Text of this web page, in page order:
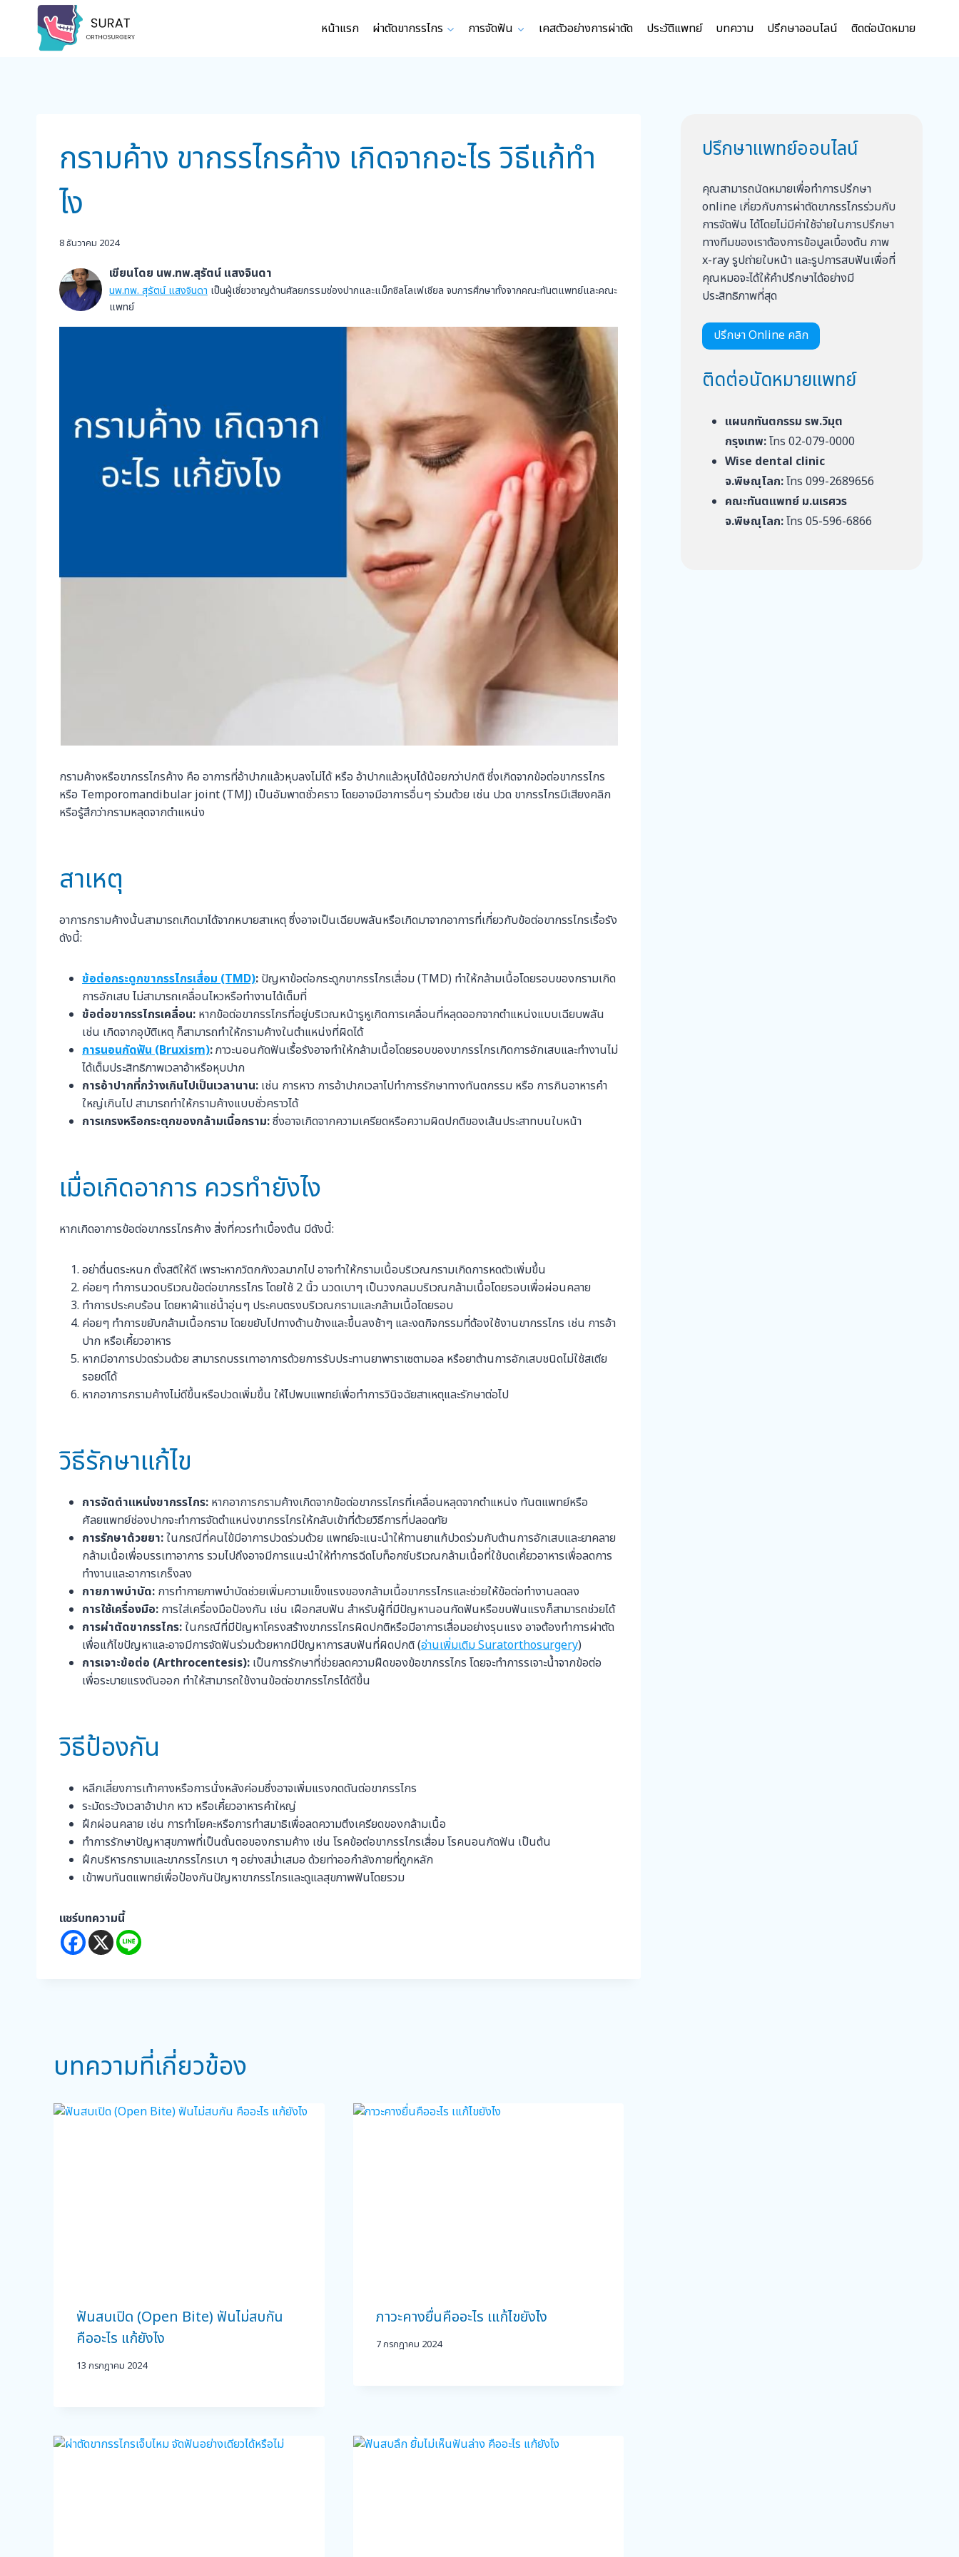
content
หน้าแรก ผ่าตัดขากรรไกร การจัดฟัน เคสตัวอย่างการผ่าตัด ประวัติแพทย์ บทความ ปรึกษาออนไลน์ ติดต่อนัดหมาย
กรามค้าง ขากรรไกรค้าง เกิดจากอะไร วิธีแก้ทำ
ไง
8 ธันวาคม 2024
เขียนโดย นพ.ทพ.สุรัตน์ แสงจินดา
นพ.ทพ. สุรัตน์ แสงจินดา เป็นผู้เชี่ยวชาญด้านศัลยกรรมช่องปากและแม็กซิลโลเฟเชียล จบการศึกษาทั้งจากคณะทันตแพทย์และคณะ
แพทย์
กรามค้างหรือขากรรไกรค้าง คือ อาการที่อ้าปากแล้วหุบลงไม่ได้ หรือ อ้าปากแล้วหุบได้น้อยกว่าปกติ ซึ่งเกิดจากข้อต่อขากรรไกร
หรือ Temporomandibular joint (TMJ) เป็นอัมพาตชั่วคราว โดยอาจมีอาการอื่นๆ ร่วมด้วย เช่น ปวด ขากรรไกรมีเสียงคลิก
หรือรู้สึกว่ากรามหลุดจากตำแหน่ง
สาเหตุ
อาการกรามค้างนั้นสามารถเกิดมาได้จากหบายสาเหตุ ซึ่งอาจเป็นเฉียบพลันหรือเกิดมาจากอาการที่เกี่ยวกับข้อต่อขากรรไกรเรื้อรัง
ดังนี้:
ข้อต่อกระดูกขากรรไกรเสื่อม (TMD): ปัญหาข้อต่อกระดูกขากรรไกรเสื่อม (TMD) ทำให้กล้ามเนื้อโดยรอบของกรามเกิด
การอักเสบ ไม่สามารถเคลื่อนไหวหรือทำงานได้เต็มที่
ข้อต่อขากรรไกรเคลื่อน: หากข้อต่อขากรรไกรที่อยู่บริเวณหน้ารูหูเกิดการเคลื่อนที่หลุดออกจากตำแหน่งแบบเฉียบพลัน
เช่น เกิดจากอุบัติเหตุ ก็สามารถทำให้กรามค้างในตำแหน่งที่ผิดได้
การนอนกัดฟัน (Bruxism):ภาวะนอนกัดฟันเรื้อรังอาจทำให้กล้ามเนื้อโดยรอบของขากรรไกรเกิดการอักเสบและทำงานไม่
ได้เต็มประสิทธิภาพเวลาอ้าหรือหุบปาก
การอ้าปากที่กว้างเกินไปเป็นเวลานาน: เช่น การหาว การอ้าปากเวลาไปทำการรักษาทางทันตกรรม หรือ การกินอาหารคำ
ใหญ่เกินไป สามารถทำให้กรามค้างแบบชั่วคราวได้
การเกรงหรือกระตุกของกล้ามเนื้อกราม:ซึ่งอาจเกิดจากความเครียดหรือความผิดปกติของเส้นประสาทบนใบหน้า
เมื่อเกิดอาการ ควรทำยังไง
หากเกิดอาการข้อต่อขากรรไกรค้าง สิ่งที่ควรทำเบื้องต้น มีดังนี้:
อย่าตื่นตระหนก ตั้งสติให้ดี เพราะหากวิตกกังวลมากไป อาจทำให้กรามเนื้อบริเวณกรามเกิดการหดตัวเพิ่มขึ้น
ค่อยๆ ทำการนวดบริเวณข้อต่อขากรรไกร โดยใช้ 2 นิ้ว นวดเบาๆ เป็นวงกลมบริเวณกล้ามเนื้อโดยรอบเพื่อผ่อนคลาย
ทำการประคบร้อน โดยหาผ้าแช่น้ำอุ่นๆ ประคบตรงบริเวณกรามและกล้ามเนื้อโดยรอบ
ค่อยๆ ทำการขยับกล้ามเนื้อกราม โดยขยับไปทางด้านข้างและขึ้นลงช้าๆ และงดกิจกรรมที่ต้องใช้งานขากรรไกร เช่น การอ้า
ปาก หรือเคี้ยวอาหาร
หากมีอาการปวดร่วมด้วย สามารถบรรเทาอาการด้วยการรับประทานยาพาราเซตามอล หรือยาต้านการอักเสบชนิดไม่ใช้สเตีย
รอยด์ได้
หากอาการกรามค้างไม่ดีขึ้นหรือปวดเพิ่มขึ้น ให้ไปพบแพทย์เพื่อทำการวินิจฉัยสาเหตุและรักษาต่อไป
วิธีรักษาแก้ไข
การจัดตำแหน่งขากรรไกร: หากอาการกรามค้างเกิดจากข้อต่อขากรรไกรที่เคลื่อนหลุดจากตำแหน่ง ทันตแพทย์หรือ
ศัลยแพทย์ช่องปากจะทำการจัดตำแหน่งขากรรไกรให้กลับเข้าที่ด้วยวิธีการที่ปลอดภัย
การรักษาด้วยยา:ในกรณีที่คนไข้มีอาการปวดร่วมด้วย แพทย์จะแนะนำให้ทานยาแก้ปวดร่วมกับต้านการอักเสบและยาคลาย
กล้ามเนื้อเพื่อบรรเทาอาการ รวมไปถึงอาจมีการแนะนำให้ทำการฉีดโบท็อกซ์บริเวณกล้ามเนื้อที่ใช้บดเคี้ยวอาหารเพื่อลดการ
ทำงานและอาการเกร็งลง
กายภาพบำบัด: การทำกายภาพบำบัดช่วยเพิ่มความแข็งแรงของกล้ามเนื้อขากรรไกรและช่วยให้ข้อต่อทำงานลดลง
การใช้เครื่องมือ: การใส่เครื่องมือป้องกัน เช่น เฝือกสบฟัน สำหรับผู้ที่มีปัญหานอนกัดฟันหรือขบฟันแรงก็สามารถช่วยได้
การผ่าตัดขากรรไกร:ในกรณีที่มีปัญหาโครงสร้างขากรรไกรผิดปกติหรือมีอาการเสื่อมอย่างรุนแรง อาจต้องทำการผ่าตัด
เพื่อแก้ไขปัญหาและอาจมีการจัดฟันร่วมด้วยหากมีปัญหาการสบฟันที่ผิดปกติ (อ่านเพิ่มเติม Suratorthosurgery)
การเจาะข้อต่อ (Arthrocentesis): เป็นการรักษาที่ช่วยลดความฝืดของข้อขากรรไกร โดยจะทำการรเจาะน้ำจากข้อต่อ
เพื่อระบายแรงดันออก ทำให้สามารถใช้งานข้อต่อขากรรไกรได้ดีขึ้น
วิธีป้องกัน
หลีกเลี่ยงการเท้าคางหรือการนั่งหลังค่อมซึ่งอาจเพิ่มแรงกดดันต่อขากรรไกร
ระมัดระวังเวลาอ้าปาก หาว หรือเคี้ยวอาหารคำใหญ่
ฝึกผ่อนคลาย เช่น การทำโยคะหรือการทำสมาธิเพื่อลดความตึงเครียดของกล้ามเนื้อ
ทำการรักษาปัญหาสุขภาพที่เป็นตั้นตอของกรามค้าง เช่น โรคข้อต่อขากรรไกรเสื่อม โรคนอนกัดฟัน เป็นต้น
ฝึกบริหารกรามและขากรรไกรเบา ๆ อย่างสม่ำเสมอ ด้วยท่าออกำลังกายที่ถูกหลัก
เข้าพบทันตแพทย์เพื่อป้องกันปัญหาขากรรไกรและดูแลสุขภาพฟันโดยรวม
แชร์บทความนี้
บทความที่เกี่ยวข้อง
ฟันสบเปิด (Open Bite) ฟันไม่สบกัน
คืออะไร แก้ยังไง
13 กรกฎาคม 2024
ภาวะคางยื่นคืออะไร เแก้ไขยังไง
7 กรกฎาคม 2024
ปรึกษาแพทย์ออนไลน์
คุณสามารถนัดหมายเพื่อทำการปรึกษา
online เกี่ยวกับการผ่าตัดขากรรไกรร่วมกับ
การจัดฟัน ได้โดยไม่มีค่าใช้จ่ายในการปรึกษา
ทางทีมของเราต้องการข้อมูลเบื้องต้น ภาพ
x-ray รูปถ่ายใบหน้า และรูปการสบฟันเพื่อที่
คุณหมอจะได้ให้คำปรึกษาได้อย่างมี
ประสิทธิภาพที่สุด
ปรึกษา Online คลิก
ติดต่อนัดหมายแพทย์
แผนกทันตกรรม รพ.วิมุต
กรุงเทพ:โทร 02-079-0000
Wise dental clinic
จ.พิษณุโลก:โทร 099-2689656
คณะทันตแพทย์ ม.นเรศวร
จ.พิษณุโลก:โทร 05-596-6866